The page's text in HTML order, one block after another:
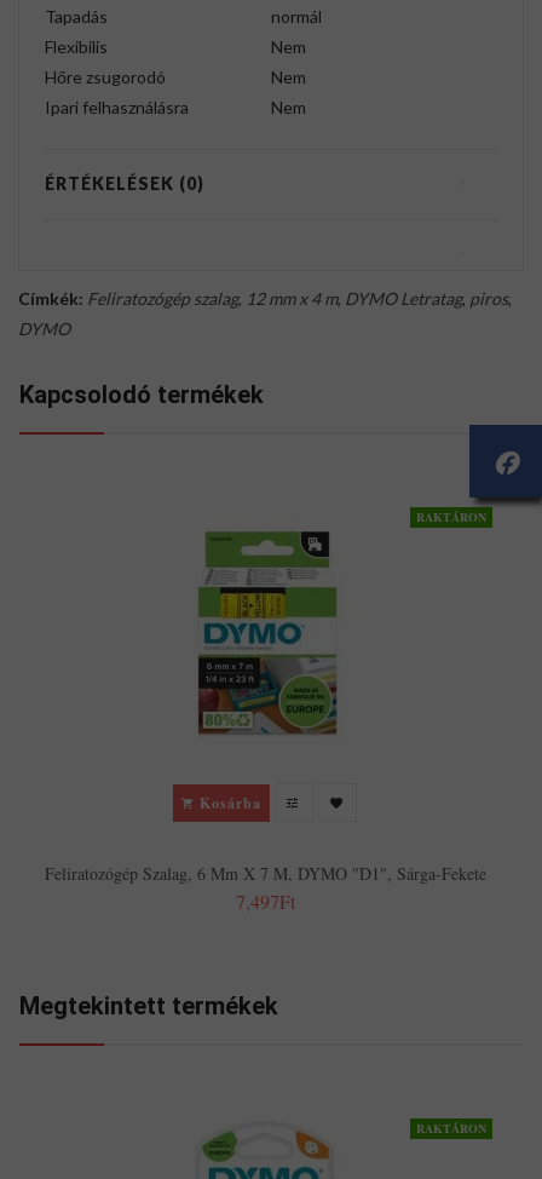
Tapadás
normál
Flexibilis
Nem
Hőre zsugorodó
Nem
Ipari felhasználásra
Nem
ÉRTÉKELÉSEK (0)
Címkék: Feliratozógép szalag, 12 mm x 4 m, DYMO Letratag, piros,
DYMO
Kapcsolodó termékek
RAKTÁRON
Kosárba
Feliratozógép Szalag, 6 Mm X 7 M, DYMO "D1", Sárga-Fekete
7,497Ft
Megtekintett termékek
RAKTÁRON